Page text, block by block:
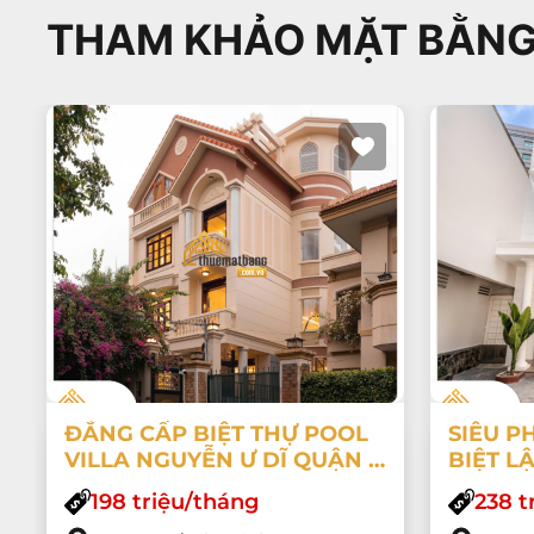
THAM KHẢO MẶT
ĐẲNG CẤP BIỆT THỰ POOL
VILLA NGUYỄN Ư DĨ QUẬN 2
– KHUÔN VIÊN KHỦNG
10X20M, TRANG BỊ FULL NỘI
198 triệu/tháng
SIÊU
BIỆT
– CÓ
XÔNG
238